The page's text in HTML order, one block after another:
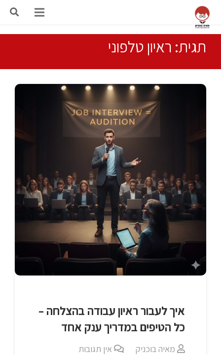
תגית: ראיון טלפוני
איך לעבור ראיון עבודה בהצלחה –
כל הטיפים במדריך ענק אחד
מאיה בוכניק אין תגובות